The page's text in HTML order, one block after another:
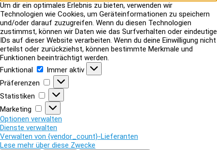
Um dir ein optimales Erlebnis zu bieten, verwenden wir
Technologien wie Cookies, um Geräteinformationen zu speichern
und/oder darauf zuzugreifen. Wenn du diesen Technologien
zustimmst, können wir Daten wie das Surfverhalten oder eindeutige
IDs auf dieser Website verarbeiten. Wenn du deine Einwilligung nicht
erteilst oder zurückziehst, können bestimmte Merkmale und
Funktionen beeinträchtigt werden.
Funktional
Funktional
Immer aktiv
Präferenzen
Präferenzen
Statistiken
Statistiken
Marketing
Marketing
Optionen verwalten
Dienste verwalten
Verwalten von {vendor_count}-Lieferanten
Lese mehr über diese Zwecke